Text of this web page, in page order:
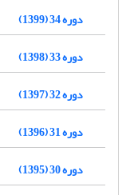
دوره 34 (1399)
دوره 33 (1398)
دوره 32 (1397)
دوره 31 (1396)
دوره 30 (1395)